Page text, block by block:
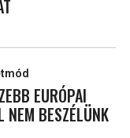
EURÓPAI
NEM BESZÉLÜNK